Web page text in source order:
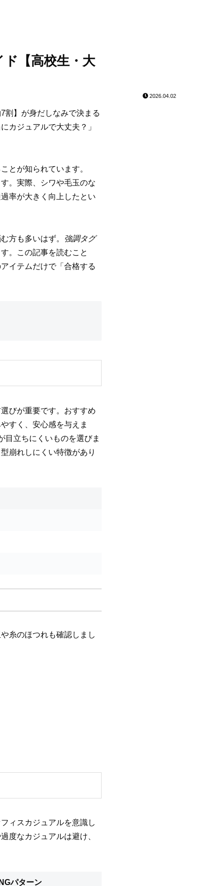
【高校生・大
2026.04.02
割】が身だしなみで決まる
カジュアルで大丈夫？」
とが知られています。
。実際、シワや毛玉のな
率が大きく向上したとい
方も多いはず。 強調タグ
。この記事を読むこと
イテムだけで「合格する
びが重要です。おすすめ
すく、安心感を与えま
目立ちにくいものを選びま
崩れしにくい特徴があり
糸のほつれも確認しまし
ィスカジュアルを意識し
度なカジュアルは避け、
NGパターン